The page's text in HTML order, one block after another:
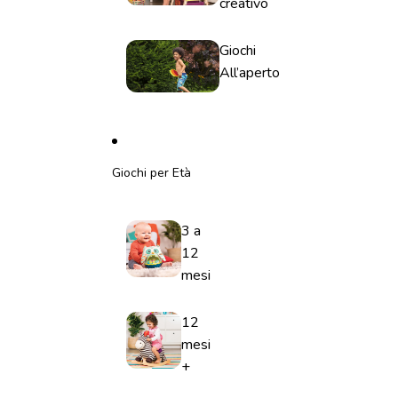
Giochi
All’aperto
Giochi per Età
3 a
12
mesi
12
mesi
+